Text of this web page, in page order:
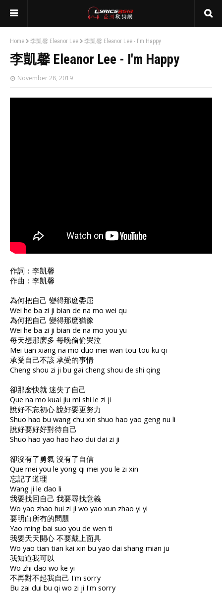
Home 李凱馨 Eleanor Lee 李凱馨 Eleanor Lee - I'm Happy
李凱馨 Eleanor Lee - I'm Happy
November 28, 2019
作詞：李凱馨
作曲：李凱馨
為何把自己 變得那麽委屈
Wei he ba zi ji bian de na mo wei qu
為何把自己 變得那麽猶豫
Wei he ba zi ji bian de na mo you yu
每天想那麽多 每晚偷偷哭泣
Mei tian xiang na mo duo mei wan tou tou ku qi
承受自己不該 承受的事情
Cheng shou zi ji bu gai cheng shou de shi qing
卻那麽快就 迷失了自己
Que na mo kuai jiu mi shi le zi ji
說好不忘初心 說好要更努力
Shuo hao bu wang chu xin shuo hao yao geng nu li
說好要好好對待自己
Shuo hao yao hao hao dui dai zi ji
卻沒有了勇氣 沒有了自信
Que mei you le yong qi mei you le zi xin
忘記了道理
Wang ji le dao li
我要找回自己 我要尋找意義
Wo yao zhao hui zi ji wo yao xun zhao yi yi
要明白所有的問題
Yao ming bai suo you de wen ti
我要天天開心 不要戴上面具
Wo yao tian tian kai xin bu yao dai shang mian ju
我知道我可以
Wo zhi dao wo ke yi
不再對不起我自己 I'm sorry
Bu zai dui bu qi wo zi ji I'm sorry